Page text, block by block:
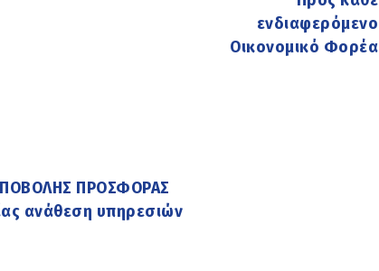
ενδιαφερόμενο
Οικονομικό Φορέα
ΠΡΟΣΦΟΡΑΣ
ανάθεση υπηρεσιών